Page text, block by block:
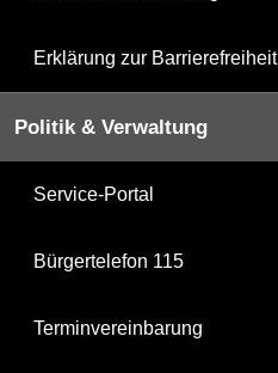
Erklärung zur Barrierefreiheit
Politik & Verwaltung
Service-Portal
Bürgertelefon 115
Terminvereinbarung